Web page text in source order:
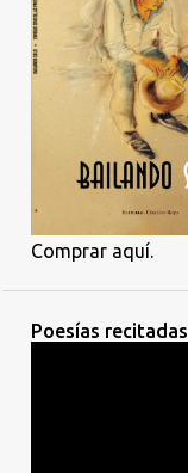
Comprar aquí.
Poesías recitadas